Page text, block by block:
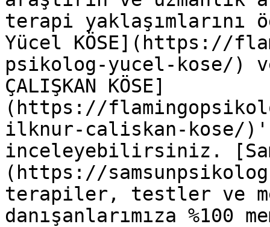
terapi yaklaşımlarını
Yücel KÖSE](https://
psikolog-yucel-kose/)
ÇALIŞKAN KÖSE]
(https://
ilknur-caliskan-kose/
inceleyebilirsiniz.
(https://
terapiler, testler ve
danışanlarımıza %100